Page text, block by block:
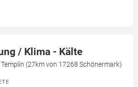
/ Klima - Kälte
(27km von 17268 Schönermark)